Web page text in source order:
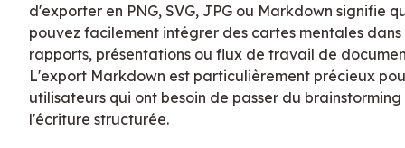
d'exporter en PNG, SVG, JPG ou Markdown signifie
pouvez facilement intégrer des cartes mentales dans
rapports, présentations ou flux de travail de
L'export Markdown est particulièrement précieux
utilisateurs qui ont besoin de passer du
l'écriture structurée.